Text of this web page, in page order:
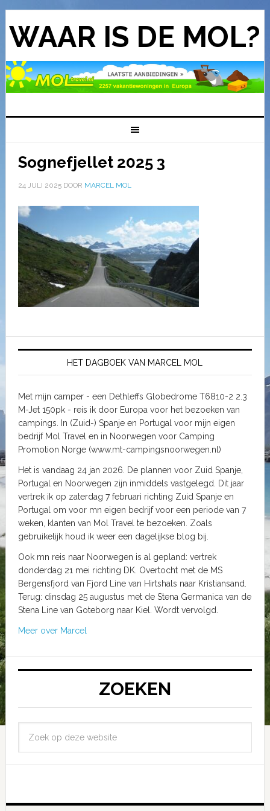
WAAR IS DE MOL?
Sognefjellet 2025 3
24 JULI 2025DOOR MARCEL MOL
HET DAGBOEK VAN MARCEL MOL
Met mijn camper - een Dethleffs Globedrome T6810-2 2.3
M-Jet 150pk - reis ik door Europa voor het bezoeken van
campings. In (Zuid-) Spanje en Portugal voor mijn eigen
bedrijf Mol Travel en in Noorwegen voor Camping
Promotion Norge (www.mt-campingsnoorwegen.nl)
Het is vandaag 24 jan 2026. De plannen voor Zuid Spanje,
Portugal en Noorwegen zijn inmiddels vastgelegd. Dit jaar
vertrek ik op zaterdag 7 februari richting Zuid Spanje en
Portugal om voor mn eigen bedrijf voor een periode van 7
weken, klanten van Mol Travel te bezoeken. Zoals
gebruikelijk houd ik weer een dagelijkse blog bij.
Ook mn reis naar Noorwegen is al gepland: vertrek
donderdag 21 mei richting DK. Overtocht met de MS
Bergensfjord van Fjord Line van Hirtshals naar Kristiansand.
Terug: dinsdag 25 augustus met de Stena Germanica van de
Stena Line van Goteborg naar Kiel. Wordt vervolgd.
Meer over Marcel
ZOEKEN